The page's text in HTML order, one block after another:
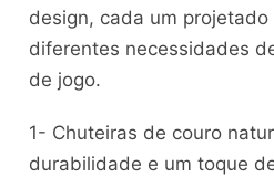
design, cada um
diferentes necessidades
de jogo.
1- Chuteiras de couro
durabilidade e um toque